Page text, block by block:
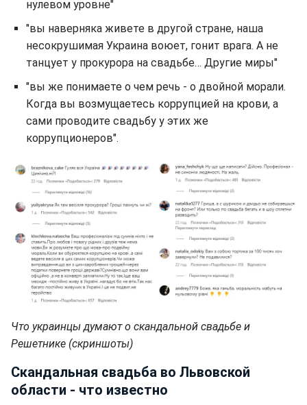
нулевом уровне"
"вы наверняка живете в другой стране, наша
несокрушимая Украина воюет, гонит врага. А не
танцует у прокурора на свадьбе… Другие миры"
"вы же понимаете о чем речь - о двойной морали.
Когда вы возмущаетесь коррупцией на крови, а
сами проводите свадьбу у этих же
коррупционеров".
Что украинцы думают о скандальной свадьбе и
Решетнике (скриншоты)
Скандальная свадьба во Львовской
области - что известно